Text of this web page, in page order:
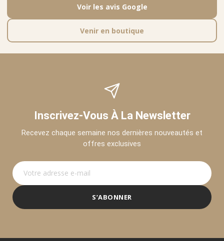
Voir les avis Google
Venir en boutique
Inscrivez-Vous À La Newsletter
Recevez chaque semaine nos dernières nouveautés et
offres exclusives
S’ABONNER